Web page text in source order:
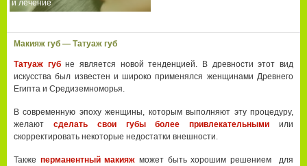
и лечение
Макияж губ — Татуаж губ
Татуаж губне является новой тенденцией. В древности этот вид
искусства был известен и широко применялся женщинами Древнего
Египта и Средиземноморья.
В современную эпоху женщины, которым выполняют эту процедуру,
желают сделать свои губы более привлекательными или
скорректировать некоторые недостатки внешности.
Также перманентный макияж может быть хорошим решением для